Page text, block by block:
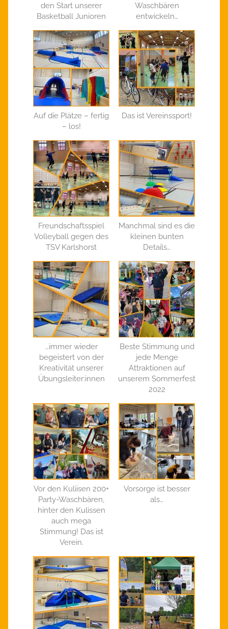
den Start unserer
Basketball Junioren
Waschbären
entwickeln…
Auf die Plätze – fertig
– los!
Das ist Vereinssport!
Freundschaftsspiel
Volleyball gegen des
TSV Karlshorst
Manchmal sind es die
kleinen bunten
Details…
…immer wieder
begeistert von der
Kreativität unserer
Übungsleiter:innen
Beste Stimmung und
jede Menge
Attraktionen auf
unserem Sommerfest
2022
Vor den Kuliisen 200+
Party-Waschbären,
hinter den Kulissen
auch mega
Stimmung! Das ist
Verein.
Vorsorge ist besser
als…